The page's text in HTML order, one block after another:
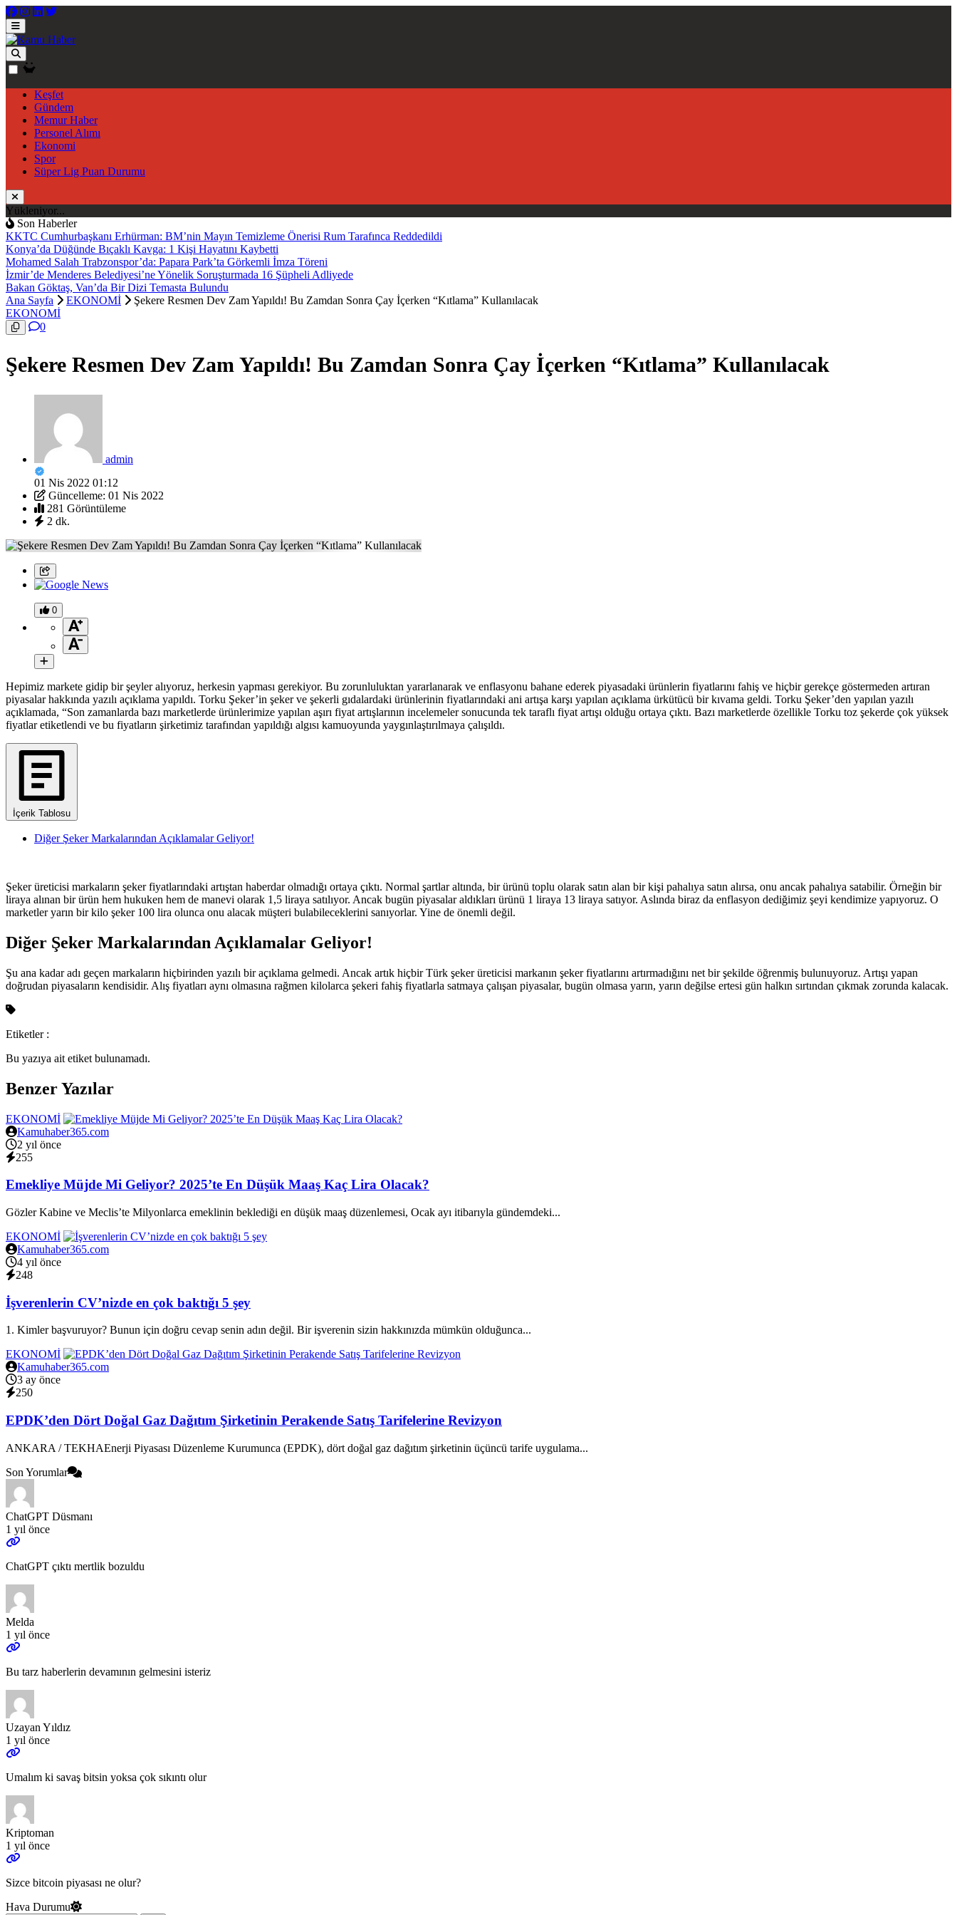
Keşfet
Gündem
Memur Haber
Personel Alımı
Ekonomi
Spor
Süper Lig Puan Durumu
Yükleniyor...
Son Haberler
KKTC Cumhurbaşkanı Erhürman: BM’nin Mayın Temizleme Önerisi Rum Tarafınca Reddedildi
Konya’da Düğünde Bıçaklı Kavga: 1 Kişi Hayatını Kaybetti
Mohamed Salah Trabzonspor’da: Papara Park’ta Görkemli İmza Töreni
İzmir’de Menderes Belediyesi’ne Yönelik Soruşturmada 16 Şüpheli Adliyede
Bakan Göktaş, Van’da Bir Dizi Temasta Bulundu
Ana Sayfa
EKONOMİ
Şekere Resmen Dev Zam Yapıldı! Bu Zamdan Sonra Çay İçerken “Kıtlama” Kullanılacak
EKONOMİ
0
Şekere Resmen Dev Zam Yapıldı! Bu Zamdan Sonra Çay İçerken “Kıtlama” Kullanılacak
admin
01 Nis 2022 01:12
Güncelleme: 01 Nis 2022
281 Görüntüleme
2 dk.
0
Hepimiz markete gidip bir şeyler alıyoruz, herkesin yapması gerekiyor. Bu zorunluluktan yararlanarak ve enflasyonu bahane ederek piyasadaki ürünlerin fiyatlarını fahiş ve hiçbir gerekçe göstermeden artıran
piyasalar hakkında yazılı açıklama yapıldı. Torku Şeker’in şeker ve şekerli gıdalardaki ürünlerinin fiyatlarındaki ani artışa karşı yapılan açıklama ürkütücü bir kıvama geldi. Torku Şeker’den yapılan yazılı
açıklamada, “Son zamanlarda bazı marketlerde ürünlerimize yapılan aşırı fiyat artışlarının incelemeler sonucunda tek taraflı fiyat artışı olduğu ortaya çıktı. Bazı marketlerde özellikle Torku toz şekerde çok yüksek
fiyatlar etiketlendi ve bu fiyatların şirketimiz tarafından yapıldığı algısı kamuoyunda yaygınlaştırılmaya çalışıldı.
İçerik Tablosu
Diğer Şeker Markalarından Açıklamalar Geliyor!
Şeker üreticisi markaların şeker fiyatlarındaki artıştan haberdar olmadığı ortaya çıktı. Normal şartlar altında, bir ürünü toplu olarak satın alan bir kişi pahalıya satın alırsa, onu ancak pahalıya satabilir. Örneğin bir
liraya alınan bir ürün hem hukuken hem de manevi olarak 1,5 liraya satılıyor. Ancak bugün piyasalar aldıkları ürünü 1 liraya 13 liraya satıyor. Aslında biraz da enflasyon dediğimiz şeyi kendimize yapıyoruz. O
marketler yarın bir kilo şeker 100 lira olunca onu alacak müşteri bulabileceklerini sanıyorlar. Yine de önemli değil.
Diğer Şeker Markalarından Açıklamalar Geliyor!
Şu ana kadar adı geçen markaların hiçbirinden yazılı bir açıklama gelmedi. Ancak artık hiçbir Türk şeker üreticisi markanın şeker fiyatlarını artırmadığını net bir şekilde öğrenmiş bulunuyoruz. Artışı yapan
doğrudan piyasaların kendisidir. Alış fiyatları aynı olmasına rağmen kilolarca şekeri fahiş fiyatlarla satmaya çalışan piyasalar, bugün olmasa yarın, yarın değilse ertesi gün halkın sırtından çıkmak zorunda kalacak.
Etiketler :
Bu yazıya ait etiket bulunamadı.
Benzer Yazılar
EKONOMİ
Kamuhaber365.com
2 yıl önce
255
Emekliye Müjde Mi Geliyor? 2025’te En Düşük Maaş Kaç Lira Olacak?
Gözler Kabine ve Meclis’te Milyonlarca emeklinin beklediği en düşük maaş düzenlemesi, Ocak ayı itibarıyla gündemdeki...
EKONOMİ
Kamuhaber365.com
4 yıl önce
248
İşverenlerin CV’nizde en çok baktığı 5 şey
1. Kimler başvuruyor? Bunun için doğru cevap senin adın değil. Bir işverenin sizin hakkınızda mümkün olduğunca...
EKONOMİ
Kamuhaber365.com
3 ay önce
250
EPDK’den Dört Doğal Gaz Dağıtım Şirketinin Perakende Satış Tarifelerine Revizyon
ANKARA / TEKHAEnerji Piyasası Düzenleme Kurumunca (EPDK), dört doğal gaz dağıtım şirketinin üçüncü tarife uygulama...
Son Yorumlar
ChatGPT Düsmanı
1 yıl önce
ChatGPT çıktı mertlik bozuldu
Melda
1 yıl önce
Bu tarz haberlerin devamının gelmesini isteriz
Uzayan Yıldız
1 yıl önce
Umalım ki savaş bitsin yoksa çok sıkıntı olur
Kriptoman
1 yıl önce
Sizce bitcoin piyasası ne olur?
Hava Durumu